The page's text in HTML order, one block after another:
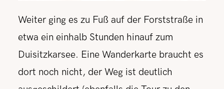
Weiter ging es zu Fuß auf der Forststraße in
etwa ein einhalb Stunden hinauf zum
Duisitzkarsee. Eine Wanderkarte braucht es
dort noch nicht, der Weg ist deutlich